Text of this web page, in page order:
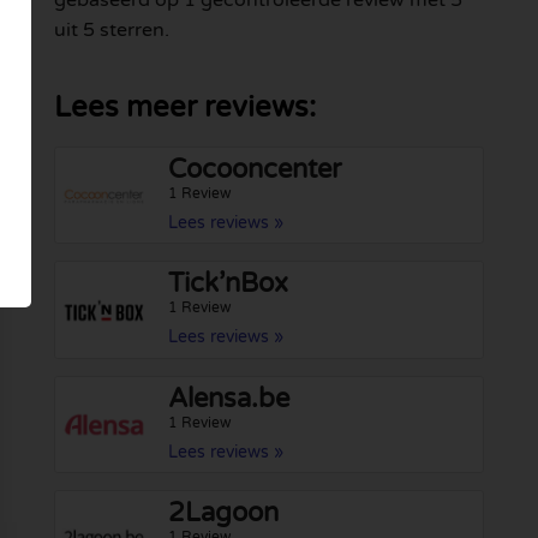
uit 5 sterren.
Lees meer reviews:
Cocooncenter
1 Review
Lees reviews »
Tick’nBox
1 Review
Lees reviews »
Alensa.be
1 Review
Lees reviews »
2Lagoon